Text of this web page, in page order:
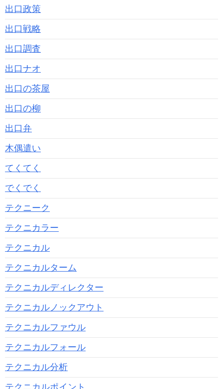
出口政策
出口戦略
出口調査
出口ナオ
出口の茶屋
出口の柳
出口弁
木偶遣い
てくてく
でくでく
テクニーク
テクニカラー
テクニカル
テクニカルターム
テクニカルディレクター
テクニカルノックアウト
テクニカルファウル
テクニカルフォール
テクニカル分析